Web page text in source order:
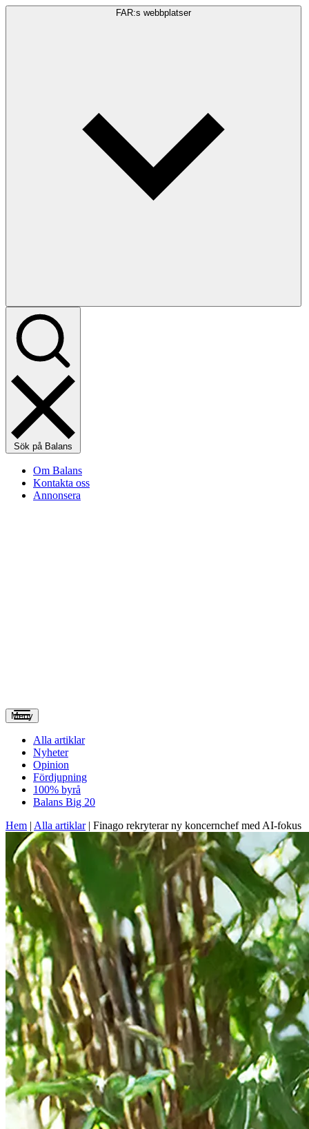
FAR:s webbplatser
Sök på Balans
Om Balans
Kontakta oss
Annonsera
Meny
Alla artiklar
Nyheter
Opinion
Fördjupning
100% byrå
Balans Big 20
Hem | Alla artiklar| Finago rekryterar ny koncernchef med AI-fokus